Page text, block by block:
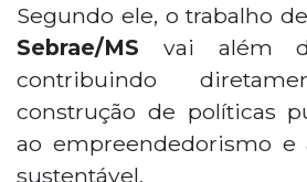
Segundo ele, o trabalho
Sebrae/MS vai além
contribuindo
construção de políticas
ao empreendedorismo e
sustentável.